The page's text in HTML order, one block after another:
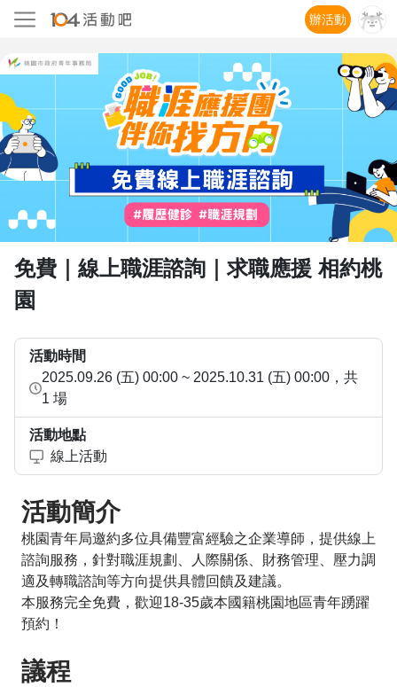
辦活動
免費｜線上職涯諮詢｜求職應援 相約桃
園
活動時間
2025.09.26 (五) 00:00 ~ 2025.10.31 (五) 00:00 ，共
1 場
活動地點
線上活動
活動簡介
桃園青年局邀約多位具備豐富經驗之企業導師，提供線上
諮詢服務，針對職涯規劃、人際關係、財務管理、壓力調
適及轉職諮詢等方向提供具體回饋及建議。
本服務完全免費，歡迎18-35歲本國籍桃園地區青年踴躍
預約！
議程